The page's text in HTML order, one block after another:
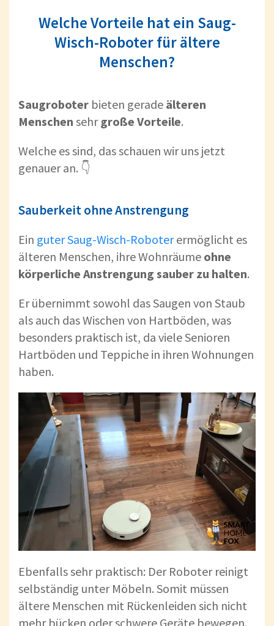
Welche Vorteile hat ein Saug-
Wisch-Roboter für ältere
Menschen?
Saugroboter bieten gerade älteren
Menschen sehr große Vorteile.
Welche es sind, das schauen wir uns jetzt
genauer an. 👇
Sauberkeit ohne Anstrengung
Ein guter Saug-Wisch-Roboterermöglicht es
älteren Menschen, ihre Wohnräume ohne
körperliche Anstrengung sauber zu halten.
Er übernimmt sowohl das Saugen von Staub
als auch das Wischen von Hartböden, was
besonders praktisch ist, da viele Senioren
Hartböden und Teppiche in ihren Wohnungen
haben.
Ebenfalls sehr praktisch: Der Roboter reinigt
selbständig unter Möbeln. Somit müssen
ältere Menschen mit Rückenleiden sich nicht
mehr bücken oder schwere Geräte bewegen.